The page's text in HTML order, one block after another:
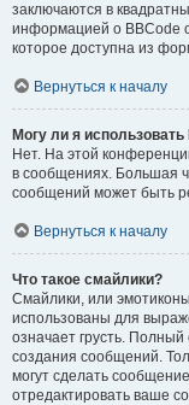
заключаются в
информацией о BBCode
которое доступна из
Вернуться к началу
Могу ли я использовать
Нет. На этой
в сообщениях. Большая
сообщений может быть
Вернуться к началу
Что такое смайлики?
Смайлики, или
использованы для
означает грусть.
создания сообщений.
могут сделать
отредактировать ваше